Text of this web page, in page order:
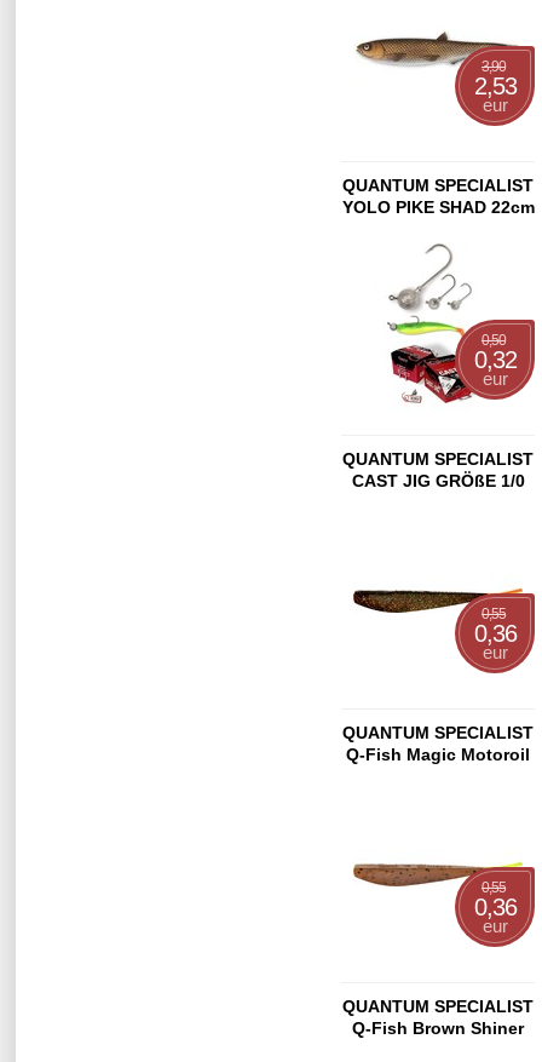
QUANTUM SPECIALIST
YOLO PIKE SHAD 22cm
3,90
2,53
eur
QUANTUM SPECIALIST
CAST JIG GRÖßE 1/0
0,50
0,32
eur
QUANTUM SPECIALIST
Q-Fish Magic Motoroil
0,55
0,36
eur
QUANTUM SPECIALIST
Q-Fish Brown Shiner
0,55
0,36
eur